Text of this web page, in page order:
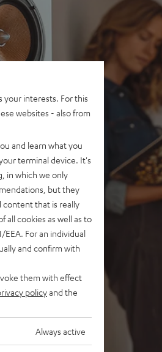
your interests. For this
websites - also from
and learn what you
terminal device. It's
in which we only
but they
content that is really
all cookies as well as to
For an individual
and confirm with
them with effect
policyand the
Always active